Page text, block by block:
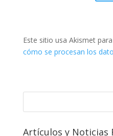
Este sitio usa Akismet
cómo se procesan los
Artículos y Noticias